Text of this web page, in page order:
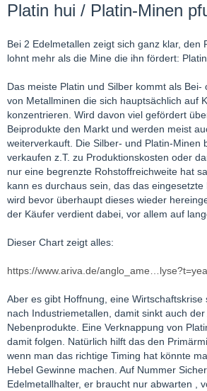
Platin hui / Platin-Minen
Bei 2 Edelmetallen zeigt sich ganz klar, den
lohnt mehr als die Mine die ihn fördert:
Das meiste Platin und Silber kommt als Bei-
von Metallminen die sich hauptsächlich auf
konzentrieren. Wird davon viel gefördert
Beiprodukte den Markt und werden meist
weiterverkauft. Die Silber- und Platin-Minen
verkaufen z.T. zu Produktionskosten oder
nur eine begrenzte Rohstoffreichweite hat
kann es durchaus sein, das das
wird bevor überhaupt dieses wieder
der Käufer verdient dabei, vor allem auf
Dieser Chart zeigt alles:
https://www.ariva.de/
Aber es gibt Hoffnung, eine Wirtschaftskrise
nach Industriemetallen, damit sinkt auch
Nebenprodukte. Eine Verknappung von
damit folgen. Natürlich hilft das den
wenn man das richtige Timing hat könnte
Hebel Gewinne machen. Auf Nummer
Edelmetallhalter, er braucht nur abwarten ,